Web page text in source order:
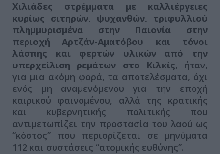
Χιλιάδες στρέμματα με καλλιέργειες
κυρίως σιτηρών, ψυχανθών, τριφυλλιού
πλημμυρισμένα στην Παιονία στην
περιοχή Αρτζάν-Αματόβου και τόνοι
λάσπης και φερτών υλικών από την
υπερχείλιση ρεμάτων στο Κιλκίς, ήταν,
για μια ακόμη φορά, τα αποτελέσματα, όχι
ενός μη αναμενόμενου για την εποχή
καιρικού φαινομένου, αλλά της κρατικής
και κυβερνητικής πολιτικής που
αντιμετωπίζει την προστασία του λαού ως
“κόστος” που περιορίζεται σε μηνύματα
112 και συστάσεις “ατομικής ευθύνης”.